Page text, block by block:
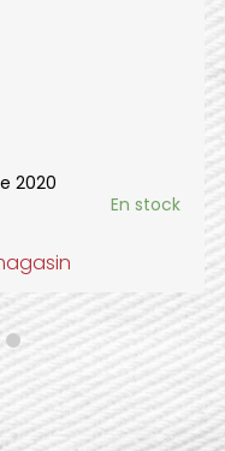
2020
En stock